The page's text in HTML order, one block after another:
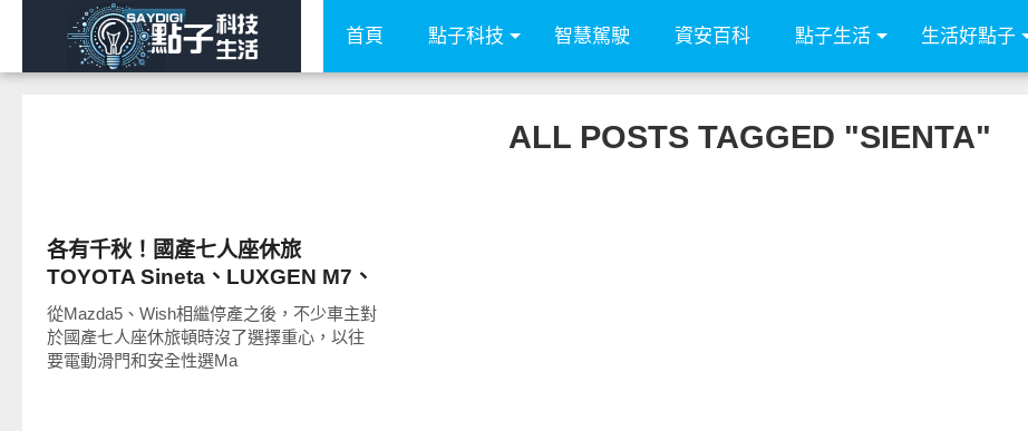
首頁 點子科技 智慧駕駛 資安百科 點子生活 生活好點子
ALL POSTS TAGGED "SIENTA"
各有千秋！國產七人座休旅
TOYOTA Sineta、LUXGEN M7、
KIA Carens不能只看價格做選擇
從Mazda5、Wish相繼停產之後，不少車主對
於國產七人座休旅頓時沒了選擇重心，以往
要電動滑門和安全性選Ma